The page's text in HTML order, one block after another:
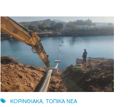
ΚΟΡΙΝΘΙΑΚΑ ,ΤΟΠΙΚΑ ΝΕΑ